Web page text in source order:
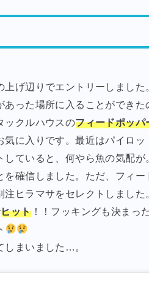
げ辺りでエントリーしました
った場所に入ることができた
ックルハウスのフィードポッパ
に入りです。最近はパイロッ
ていると、何やら魚の気配
を確信しました。ただ、フィ
ヒラマサをセレクトしました
ヒット！！フッキングも決まっ
しまいました…。